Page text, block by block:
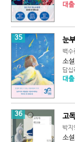
대
35 눈
백수
소
답십
대
36 고
박
소